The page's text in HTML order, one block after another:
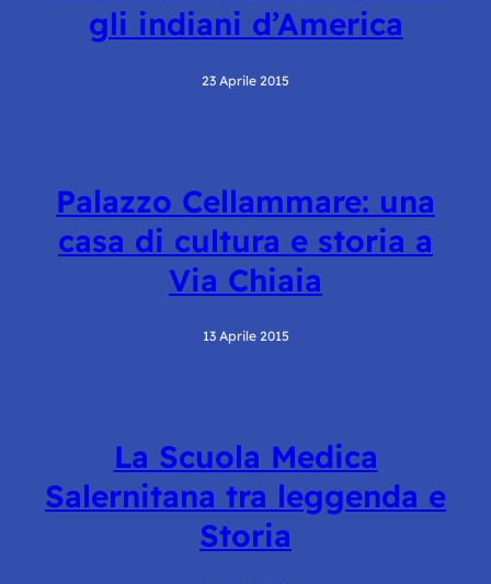
gli indiani d’America
23 Aprile 2015
Palazzo Cellammare: una
casa di cultura e storia a
Via Chiaia
13 Aprile 2015
La Scuola Medica
Salernitana tra leggenda e
Storia